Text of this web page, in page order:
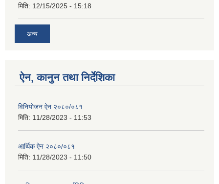
मिति: 12/15/2025 - 15:18
अन्य
ऐन, कानुन तथा निर्देशिका
विनियोजन ऐन २०८०/०८१
मिति: 11/28/2023 - 11:53
आर्थिक ऐन २०८०/०८१
मिति: 11/28/2023 - 11:50